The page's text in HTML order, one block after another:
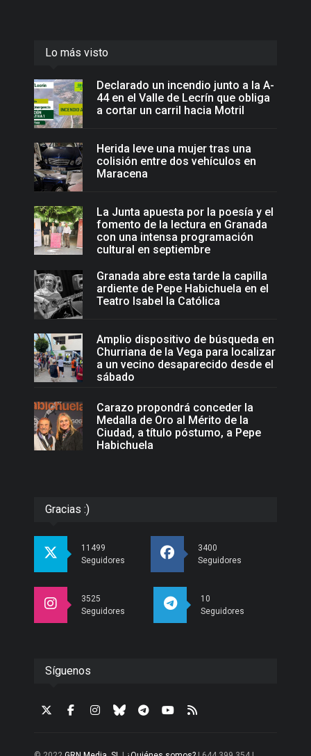
Lo más visto
Declarado un incendio junto a la A-
44 en el Valle de Lecrín que obliga
a cortar un carril hacia Motril
Herida leve una mujer tras una
colisión entre dos vehículos en
Maracena
La Junta apuesta por la poesía y el
fomento de la lectura en Granada
con una intensa programación
cultural en septiembre
Granada abre esta tarde la capilla
ardiente de Pepe Habichuela en el
Teatro Isabel la Católica
Amplio dispositivo de búsqueda en
Churriana de la Vega para localizar
a un vecino desaparecido desde el
sábado
Carazo propondrá conceder la
Medalla de Oro al Mérito de la
Ciudad, a título póstumo, a Pepe
Habichuela
Gracias :)
11499
Seguidores
3400
Seguidores
3525
Seguidores
10
Seguidores
Síguenos